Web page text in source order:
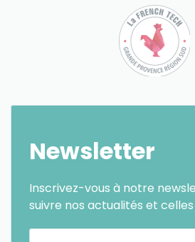
Newsletter
Inscrivez-vous à notre
suivre nos actualités et celles